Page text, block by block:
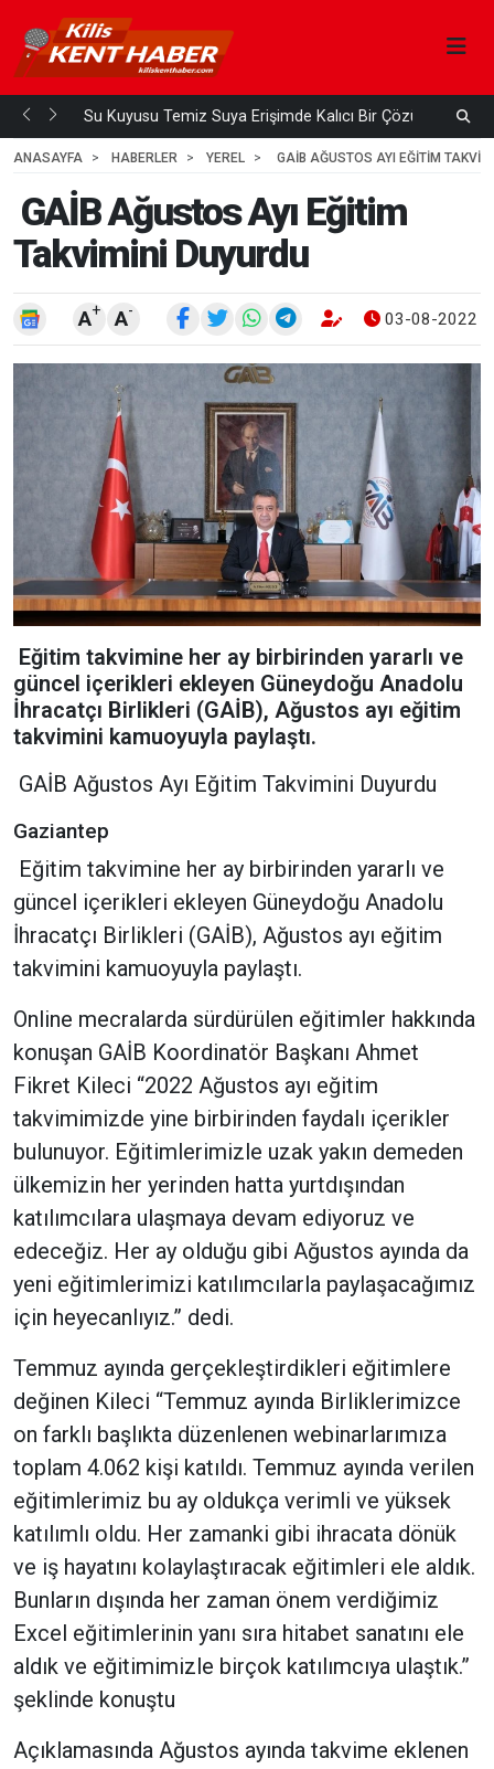
Su Kuyusu Temiz Suya Erişimde Kalıcı Bir Çözüm
3
ANASAYFA HABERLER YEREL GAİB AĞUSTOS AYI EĞITIM
GAİB Ağustos Ayı Eğitim
Takvimini Duyurdu
A+ A- 03-08-2022
Eğitim takvimine her ay birbirinden yararlı ve
güncel içerikleri ekleyen Güneydoğu Anadolu
İhracatçı Birlikleri (GAİB), Ağustos ayı eğitim
takvimini kamuoyuyla paylaştı.
GAİB Ağustos Ayı Eğitim Takvimini Duyurdu
Gaziantep
Eğitim takvimine her ay birbirinden yararlı ve
güncel içerikleri ekleyen Güneydoğu Anadolu
İhracatçı Birlikleri (GAİB), Ağustos ayı eğitim
takvimini kamuoyuyla paylaştı.
Online mecralarda sürdürülen eğitimler hakkında
konuşan GAİB Koordinatör Başkanı Ahmet
Fikret Kileci “2022 Ağustos ayı eğitim
takvimimizde yine birbirinden faydalı içerikler
bulunuyor. Eğitimlerimizle uzak yakın demeden
ülkemizin her yerinden hatta yurtdışından
katılımcılara ulaşmaya devam ediyoruz ve
edeceğiz. Her ay olduğu gibi Ağustos ayında da
yeni eğitimlerimizi katılımcılarla paylaşacağımız
için heyecanlıyız.” dedi.
Temmuz ayında gerçekleştirdikleri eğitimlere
değinen Kileci “Temmuz ayında Birliklerimizce
on farklı başlıkta düzenlenen webinarlarımıza
toplam 4.062 kişi katıldı. Temmuz ayında verilen
eğitimlerimiz bu ay oldukça verimli ve yüksek
katılımlı oldu. Her zamanki gibi ihracata dönük
ve iş hayatını kolaylaştıracak eğitimleri ele aldık.
Bunların dışında her zaman önem verdiğimiz
Excel eğitimlerinin yanı sıra hitabet sanatını ele
aldık ve eğitimimizle birçok katılımcıya ulaştık.”
şeklinde konuştu
Açıklamasında Ağustos ayında takvime eklenen